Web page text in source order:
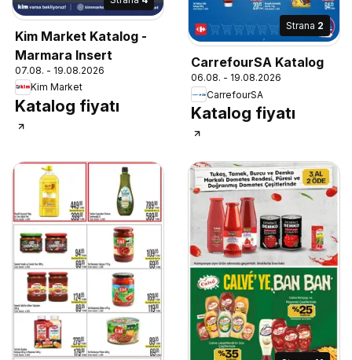
Kim Market Katalog -
Marmara Insert
07.08. - 19.08.2026
Kim Market
Katalog fiyatı
Strana 2
CarrefourSA Katalog
06.08. - 19.08.2026
CarrefourSA
Katalog fiyatı